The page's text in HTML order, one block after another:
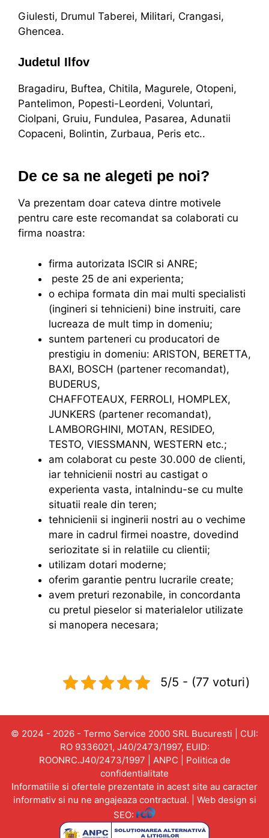
Giulesti, Drumul Taberei, Militari, Crangasi,
Ghencea.
Judetul Ilfov
Bragadiru, Buftea, Chitila, Magurele, Otopeni,
Pantelimon, Popesti-Leordeni, Voluntari,
Ciolpani, Gruiu, Fundulea, Pasarea, Adunatii
Copaceni, Bolintin, Zurbaua, Peris etc..
De ce sa ne alegeti pe noi?
Va prezentam doar cateva dintre motivele
pentru care este recomandat sa colaborati cu
firma noastra:
firma autorizata ISCIR si ANRE;
peste 25 de ani experienta;
o echipa formata din mai multi specialisti
(ingineri si tehnicieni) bine instruiti, care
lucreaza de mult timp in domeniu;
suntem parteneri cu producatori de
prestigiu in domeniu: ARISTON, BERETTA,
BAXI, BOSCH (partener recomandat),
BUDERUS,
CHAFFOTEAUX, FERROLI, HOMPLEX,
JUNKERS (partener recomandat),
LAMBORGHINI, MOTAN, RESIDEO,
TESTO, VIESSMANN, WESTERN etc.;
am colaborat cu peste 30.000 de clienti,
iar tehnicienii nostri au castigat o
experienta vasta, intalnindu-se cu multe
situatii reale din teren;
tehnicienii si inginerii nostri au o vechime
mare in cadrul firmei noastre, dovedind
seriozitate si in relatiile cu clientii;
utilizam dotari moderne;
oferim garantie pentru lucrarile create;
avem preturi rezonabile, in concordanta
cu pretul pieselor si materialelor utilizate
si manopera necesara;
5/5 - (77 voturi)
© 2024 - 2026 - Termo Service 2000 SRL Bucuresti | CUI:
RO 9336021, J40/2473/1997, EUID:
ROONRC.J40/2473/1997 | ANPC
Politica de
confidentialitate
Informatiile si ofertele prezentate in acest site au caracter
informativ si nu ne angajeaza contractual. | Web design si
SEO: